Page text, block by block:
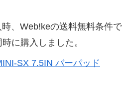
、Web!keの送料無料条件
に購入しました。
SX 7.5IN バーパッド